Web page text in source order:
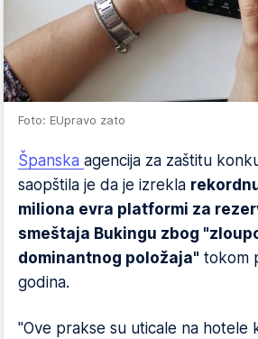
Foto: EUpravo zato
Španska agencija za zaštitu
saopštila je da je izrekla
miliona evra platformi za
smeštaja Bukingu zbog
dominantnog položaja" tokom
godina.
"Ove prakse su uticale na hotele